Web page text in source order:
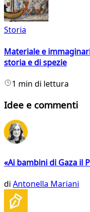
Storia
Materiale e
storia e di spezie
1 min di lettura
Idee e commenti
«Ai bambini di Gaza il
di Antonella Mariani